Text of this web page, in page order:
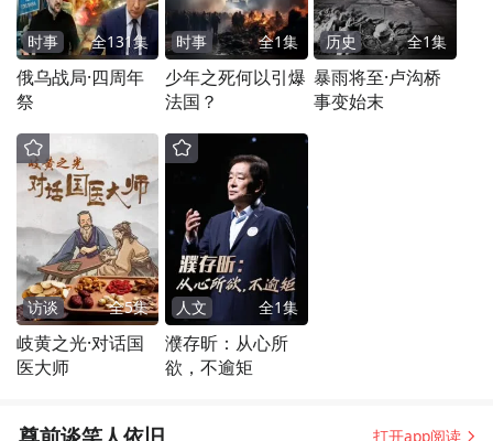
时事 全131集
俄乌战局·四周年
祭
时事 全1集
少年之死何以引爆
法国？
历史 全1集
暴雨将至·卢沟桥
事变始末
访谈 全5集
岐黄之光·对话国
医大师
人文 全1集
濮存昕：从心所
欲，不逾矩
打开app阅读